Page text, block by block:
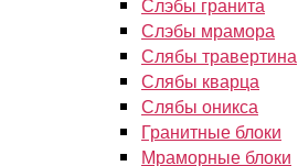
Слэбы мрамора
Слябы травертина
Слябы кварца
Слябы оникса
Гранитные блоки
Мраморные блоки